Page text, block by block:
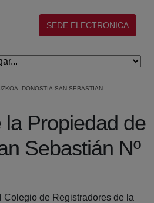
(abre en nueva ventana)
SEDE ELECTRONICA
DONOSTIA-SAN SEBASTIAN
la Propiedad de
Sebastián Nº
Colegio de Registradores de la